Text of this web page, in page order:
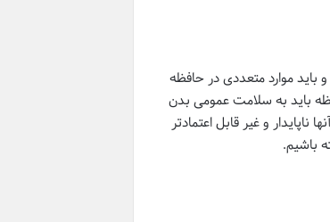
موارد متعددی در حافظه
باید به سلامت عمومی بدن
و غیر قابل اعتمادتر
باشیم.